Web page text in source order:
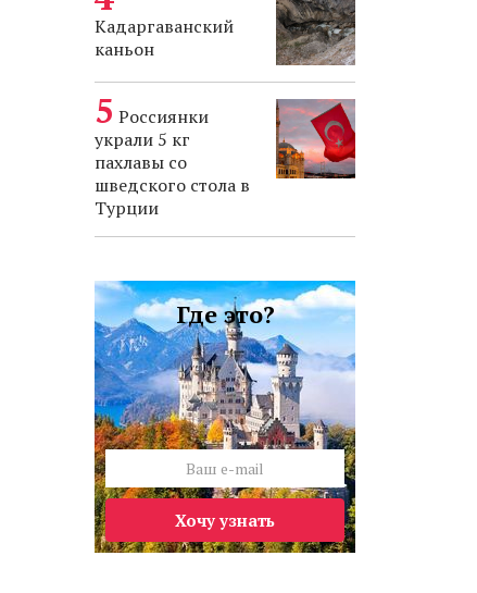
Кадаргаванский
каньон
Россиянки
украли 5 кг
пахлавы со
шведского стола в
Турции
Где это?
Хочу узнать